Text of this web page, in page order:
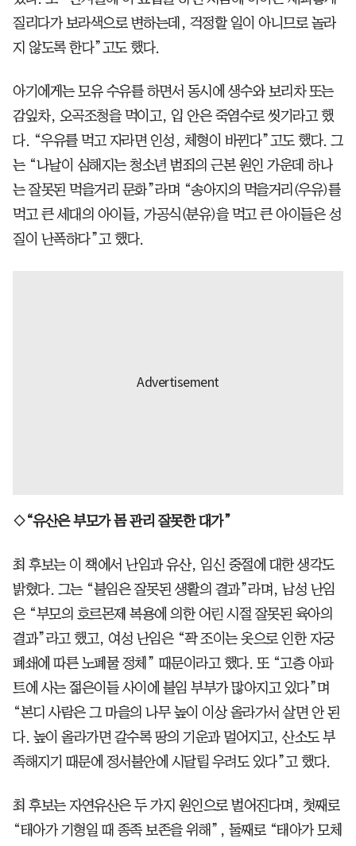
질리다가 보라색으로 변하는데, 걱정할 일이 아니므로 놀라
지 않도록 한다”고도 했다.
아기에게는 모유 수유를 하면서 동시에 생수와 보리차 또는
감잎차, 오곡조청을 먹이고, 입 안은 죽염수로 씻기라고 했
다. “우유를 먹고 자라면 인성, 체형이 바뀐다”고도 했다. 그
는 “나날이 심해지는 청소년 범죄의 근본 원인 가운데 하나
는 잘못된 먹을거리 문화”라며 “송아지의 먹을거리(우유)를
먹고 큰 세대의 아이들, 가공식(분유)을 먹고 큰 아이들은 성
질이 난폭하다”고 했다.
◇“유산은 부모가 몸 관리 잘못한 대가”
최 후보는 이 책에서 난임과 유산, 임신 중절에 대한 생각도
밝혔다. 그는 “불임은 잘못된 생활의 결과”라며, 남성 난임
은 “부모의 호르몬제 복용에 의한 어린 시절 잘못된 육아의
결과”라고 했고, 여성 난임은 “꽉 조이는 옷으로 인한 자궁
폐쇄에 따른 노폐물 정체” 때문이라고 했다. 또 “고층 아파
트에 사는 젊은이들 사이에 불임 부부가 많아지고 있다”며
“본디 사람은 그 마을의 나무 높이 이상 올라가서 살면 안 된
다. 높이 올라가면 갈수록 땅의 기운과 멀어지고, 산소도 부
족해지기 때문에 정서불안에 시달릴 우려도 있다”고 했다.
최 후보는 자연유산은 두 가지 원인으로 벌어진다며, 첫째로
“태아가 기형일 때 종족 보존을 위해”, 둘째로 “태아가 모체